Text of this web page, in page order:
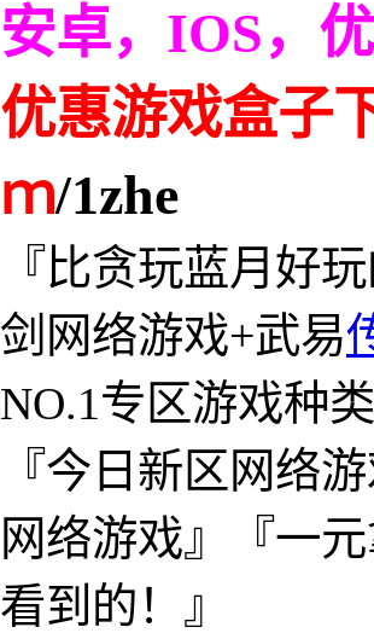
安卓，IOS，
优惠游戏盒子
ｍ/1zhe
『比贪玩蓝月好
剑网络游戏+武易
NO.1专区游戏种
『今日新区网络
网络游戏』『一
看到的！』